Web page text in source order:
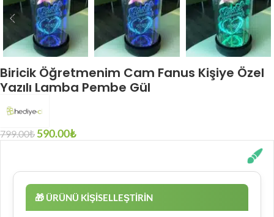
Biricik Öğretmenim Cam Fanus Kişiye Özel
Yazılı Lamba Pembe Gül
799.00₺ 590.00₺